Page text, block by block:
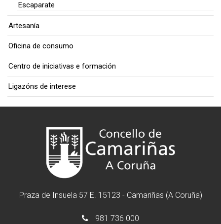
Escaparate
Artesanía
Oficina de consumo
Centro de iniciativas e formación
Ligazóns de interese
Praza de Insuela 57 E. 15123 - Camariñas (A Coruña)
981 736 000